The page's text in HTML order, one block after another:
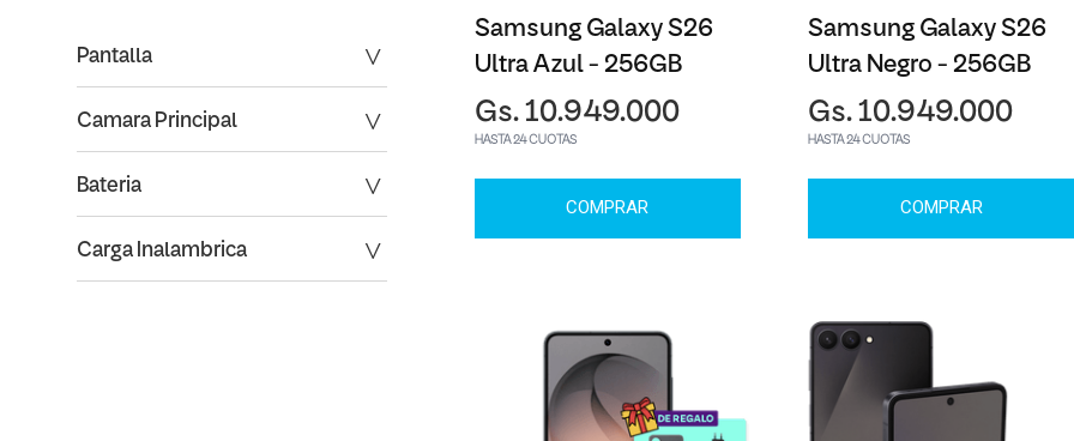
Pantalla
Camara Principal
Carga Inalambrica
Bateria
Samsung Galaxy S26
Ultra Azul - 256GB
Gs. 10.949.000
HASTA 24 CUOTAS
COMPRAR
Samsung Galaxy S26
Ultra Negro - 256GB
Gs. 10.949.000
HASTA 24 CUOTAS
COMPRAR